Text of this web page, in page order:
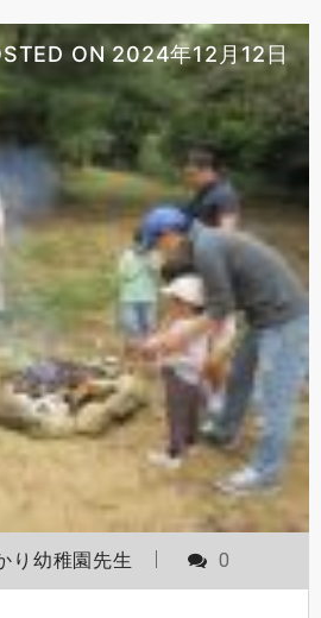
ON2024年12月12日
り幼稚園先生 0